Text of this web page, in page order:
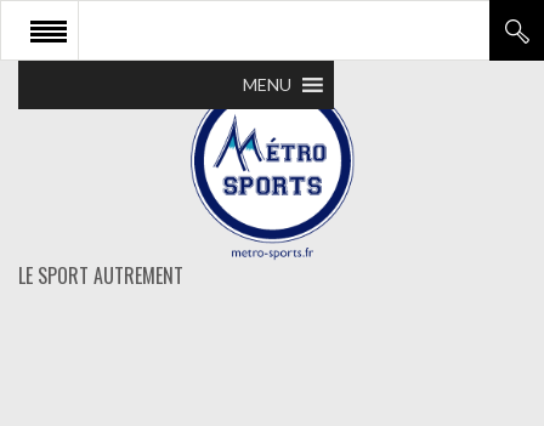
LE SPORT AUTREMENT
MENU